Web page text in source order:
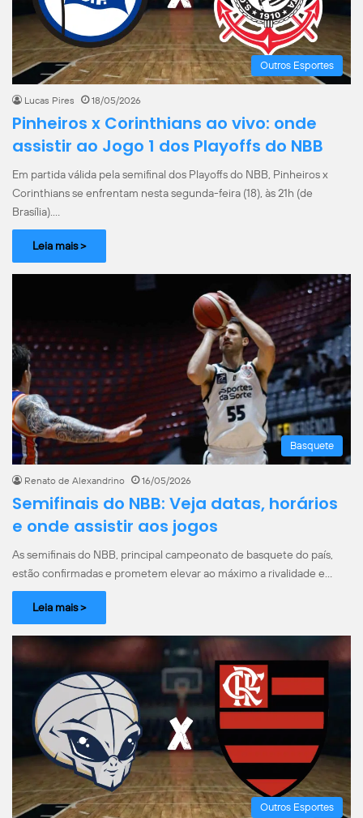
Outros Esportes
Lucas Pires 18/05/2026
Pinheiros x Corinthians ao vivo: onde
assistir ao Jogo 1 dos Playoffs do NBB
Em partida válida pela semifinal dos Playoffs do NBB, Pinheiros x
Corinthians se enfrentam nesta segunda-feira (18), às 21h (de
Brasília).…
Leia mais >
Basquete
Renato de Alexandrino 16/05/2026
Semifinais do NBB: Veja datas, horários
e onde assistir aos jogos
As semifinais do NBB, principal campeonato de basquete do país,
estão confirmadas e prometem elevar ao máximo a rivalidade e…
Leia mais >
Outros Esportes